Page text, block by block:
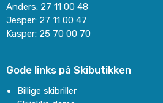
Anders: 27 11 00 48
Jesper: 27 11 00 47
Kasper: 25 70 00 70
Gode links på Skibutikken
Billige skibriller